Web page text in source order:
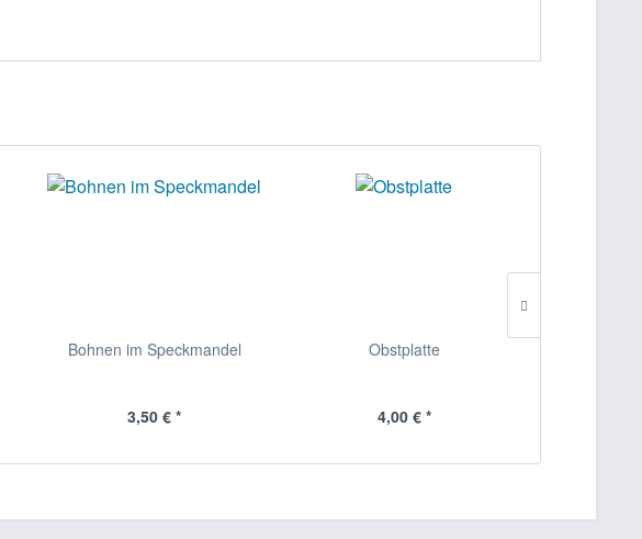
Bohnen im Speckmandel
3,50 € *
Obstplatte
4,00 € *